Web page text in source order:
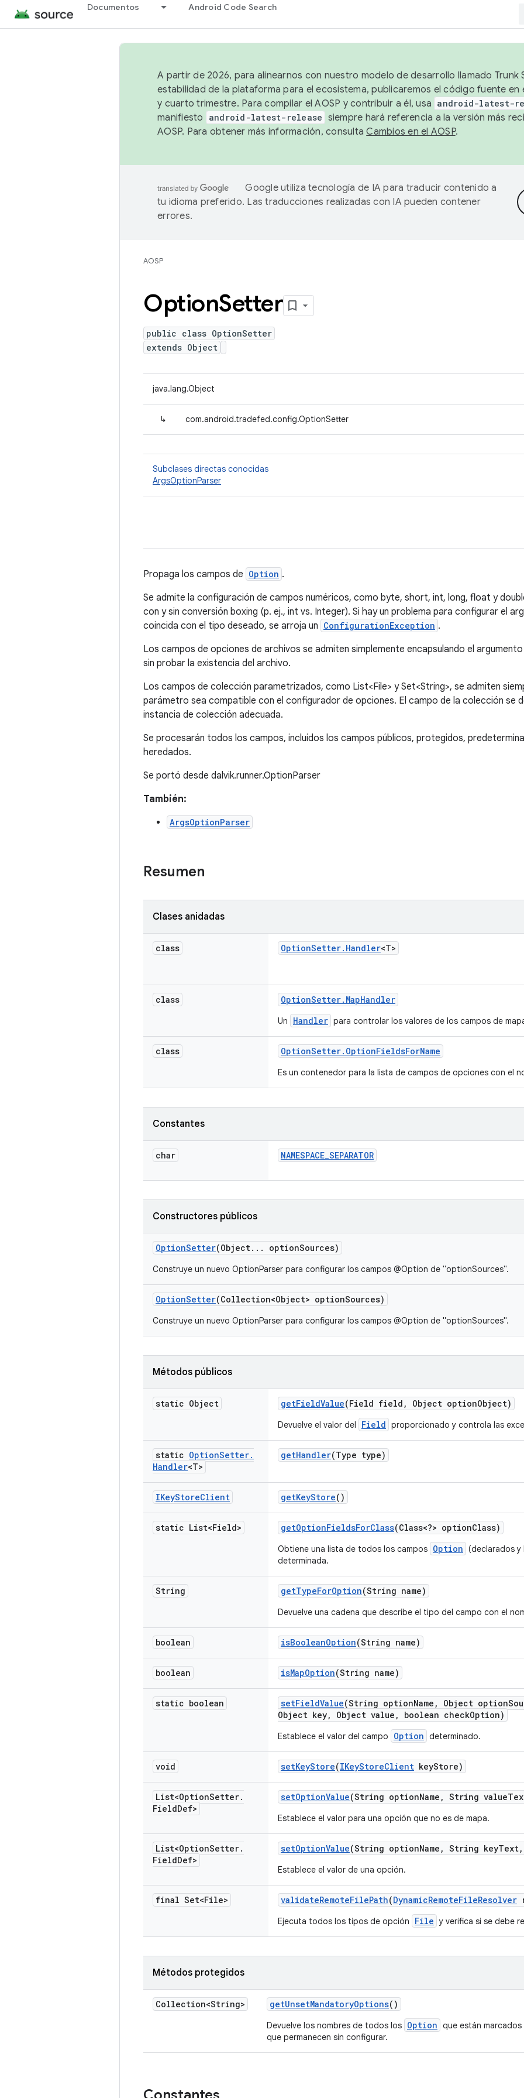
Documentos Android Code Search
A partir de 2026, para alinearnos con nuestro modelo de desarrollo llamado Trunk
estabilidad de la plataforma para el ecosistema, publicaremos el código fuente en
y cuarto trimestre. Para compilar el AOSP y contribuir a él, usa android-latest-
manifiesto android-latest-release siempre hará referencia a la versión más
AOSP. Para obtener más información, consultaCambios en el AOSP.
Google utiliza tecnología de IA para traducir contenido a
tu idioma preferido. Las traducciones realizadas con IA pueden contener
errores.
AOSP
OptionSetter
public class OptionSetter
extends Object
java.lang.Object
↳ com.android.tradefed.config.OptionSetter
Subclases directas conocidas
ArgsOptionParser
Propaga los campos de Option .
Se admite la configuración de campos numéricos, como byte, short, int, long, float y
con y sin conversión boxing (p. ej., int vs. Integer). Si hay un problema para configurar el
coincida con el tipo deseado, se arroja un ConfigurationException .
Los campos de opciones de archivos se admiten simplemente encapsulando el
sin probar la existencia del archivo.
Los campos de colección parametrizados, como List<File> y Set<String>, se admiten
parámetro sea compatible con el configurador de opciones. El campo de la colección se
instancia de colección adecuada.
Se procesarán todos los campos, incluidos los campos públicos, protegidos,
heredados.
Se portó desde dalvik.runner.OptionParser
También:
ArgsOptionParser
Resumen
Clases anidadas
class OptionSetter. Handler<T>
class OptionSetter. MapHandler
Un Handler para controlar los valores de los campos de
class OptionSetter. OptionFieldsForName
Es un contenedor para la lista de campos de opciones con el
Constantes
char NAMESPACE_SEPARATOR
Constructores públicos
OptionSetter(Object. . . optionSources)
Construye un nuevo OptionParser para configurar los campos @Option de "optionSources".
OptionSetter(Collection<Object> optionSources)
Construye un nuevo OptionParser para configurar los campos @Option de "optionSources".
Métodos públicos
static Object getFieldValue(Field field , Object optionObject)
Devuelve el valor del Field proporcionado y controla las
static OptionSetter.
Handler<T>
getHandler(Type type)
IKeyStoreClient getKeyStore()
static List<Field> getOptionFieldsForClass(Class<?> optionClass)
Obtiene una lista de todos los campos Option (declarados y
determinada.
String getTypeForOption(String name)
Devuelve una cadena que describe el tipo del campo con el
boolean isBooleanOption(String name)
boolean isMapOption(String name)
static boolean setFieldValue(String optionName , Object option
Object key, Object value , boolean checkOption)
Establece el valor del campo Option determinado.
void setKeyStore(IKeyStoreClient keyStore)
List<OptionSetter.
FieldDef>
setOptionValue(String optionName , String value
Establece el valor para una opción que no es de mapa.
List<OptionSetter.
FieldDef>
setOptionValue(String optionName , String keyText,
Establece el valor de una opción.
final Set<File> validateRemoteFilePath(DynamicRemoteFileResolver
Ejecuta todos los tipos de opción File y verifica si se debe
Métodos protegidos
Collection<String> getUnsetMandatoryOptions()
Devuelve los nombres de todos los Option que están
que permanecen sin configurar.